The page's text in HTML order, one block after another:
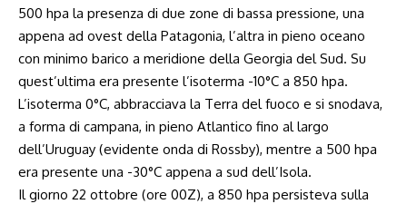
500 hpa la presenza di due zone di bassa pressione, una
appena ad ovest della Patagonia, l’altra in pieno oceano
con minimo barico a meridione della Georgia del Sud. Su
quest’ultima era presente l’isoterma -10°C a 850 hpa.
L’isoterma 0°C, abbracciava la Terra del fuoco e si snodava,
a forma di campana, in pieno Atlantico fino al largo
dell’Uruguay (evidente onda di Rossby), mentre a 500 hpa
era presente una -30°C appena a sud dell’Isola.
Il giorno 22 ottobre (ore 00Z), a 850 hpa persisteva sulla